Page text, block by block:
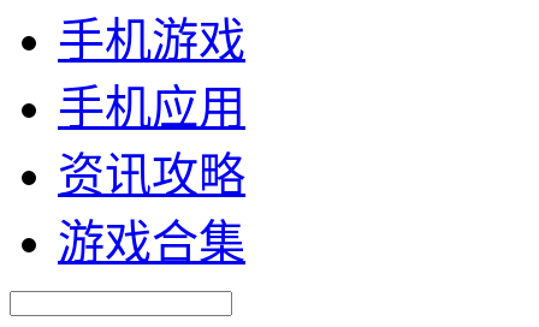
手机游戏
手机应用
资讯攻略
游戏合集